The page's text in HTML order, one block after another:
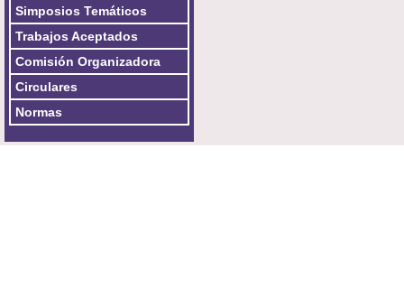
Simposios Temáticos
Trabajos Aceptados
Comisión Organizadora
Circulares
Normas